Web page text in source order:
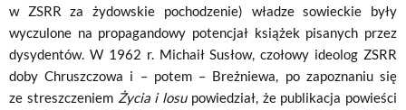
w ZSRR za żydowskie pochodzenie) władze sowieckie były
wyczulone na propagandowy potencjał książek pisanych przez
dysydentów. W 1962 r. Michaił Susłow, czołowy ideolog ZSRR
doby Chruszczowa i – potem – Breżniewa, po zapoznaniu się
ze streszczeniem Życia i losupowiedział, że publikacja powieści